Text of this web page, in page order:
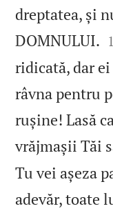
dreptatea, și
DOMNULUI. 
ridicată, dar ei
râvna pentru
rușine! Lasă
vrăjmașii Tăi
Tu vei așeza
adevăr, toate